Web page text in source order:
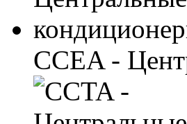
CCEA -